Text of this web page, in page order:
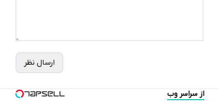
ارسال نظر
از سراسر وب